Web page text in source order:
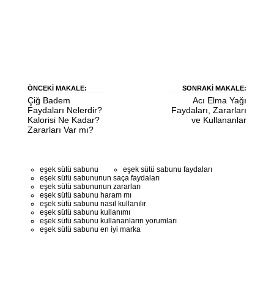
ÖNCEKI MAKALE:
Çiğ Badem
Faydaları Nelerdir?
Kalorisi Ne Kadar?
Zararları Var mı?
SONRAKI MAKALE:
Acı Elma Yağı
Faydaları, Zararları
ve Kullananlar
eşek sütü sabunu
eşek sütü sabunu faydaları
eşek sütü sabununun saça faydaları
eşek sütü sabununun zararları
eşek sütü sabunu haram mı
eşek sütü sabunu nasıl kullanılır
eşek sütü sabunu kullanımı
eşek sütü sabunu kullananların yorumları
eşek sütü sabunu en iyi marka